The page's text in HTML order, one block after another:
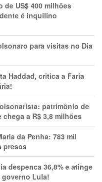
de US$ 400 milhões
é inquilino
para visitas no Dia
Haddad, critica a Faria
patrimônio de
chega a R$ 3,8 milhões
da Penha: 783 mil
presos
despenca 36,8% e atinge
governo Lula!